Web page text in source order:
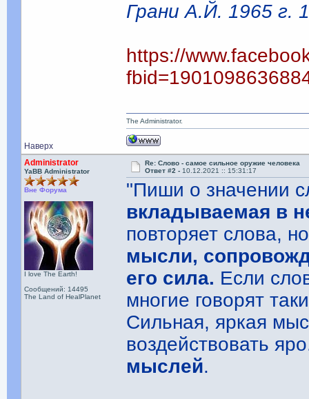
Грани А.Й. 1965 г.
https://
Наверх
The Administrator.
Administrator
YaBB Administrator
Вне Форума
I love The Earth!
Сообщений: 14495
The Land of HealPlanet
Re: Слово - самое сильное оружие человека
Ответ #2 - 10.12.2021 :: 15:31:17
"Пиши о значении
вкладываемая в
повторяет слова,
мысли,
его сила. Если
многие говорят
Сильная, яркая
воздействовать
мыслей.